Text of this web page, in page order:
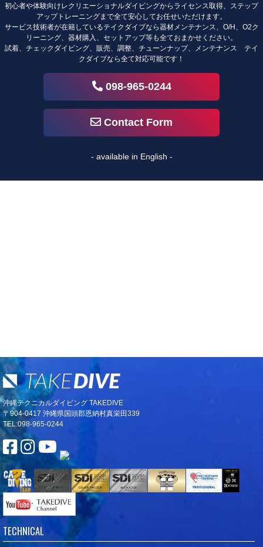
初心者や体験向けレクリエーショナルダイビングからライセンス取得、ステップ
アップトレーニングまで全て安心してお任せいただけます。
サービス技術者が在籍しているテイクダイブなら器材メンテナンス、O/H、O2ク
リーニング、器材購入、セットアップ等も全ておまかせください。
試着、チェックダイビング、販売、調整、チューンナップ、メンテナンス テイ
クダイブなら全て対応可能です！
098-965-0244
Contact Form
- available in English -
沖縄テクニカルダイビング TAKEDIVE
〒904-0417 沖縄県国頭郡恩納村真栄田339
TEL:098-965-0244
TECHNICAL